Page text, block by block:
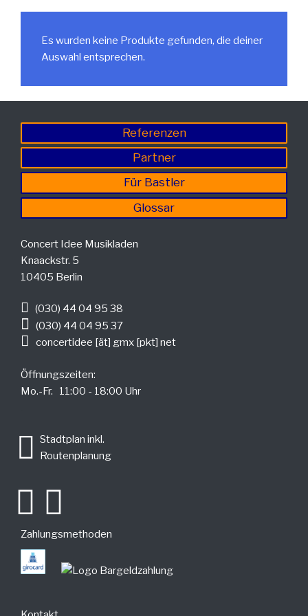
Es wurden keine Produkte gefunden, die deiner
Auswahl entsprechen.
Referenzen
Partner
Für Bastler
Glossar
Concert Idee Musikladen
Knaackstr. 5
10405 Berlin
(030) 44 04 95 38
(030) 44 04 95 37
concertidee [ät] gmx [pkt] net
Öffnungszeiten:
Mo.-Fr. 11:00 - 18:00 Uhr
Stadtplan inkl.
Routenplanung
Zahlungsmethoden